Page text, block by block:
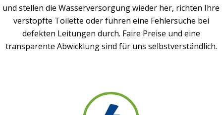
und stellen die Wasserversorgung wieder her, richten Ihre
verstopfte Toilette oder führen eine Fehlersuche bei
defekten Leitungen durch. Faire Preise und eine
transparente Abwicklung sind für uns selbstverständlich.